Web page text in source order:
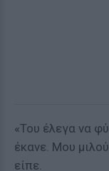
«Του έλεγα να
έκανε. Μου
είπε.